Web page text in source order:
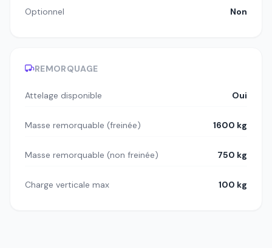
Optionnel Non
REMORQUAGE
Attelage disponible Oui
Masse remorquable (freinée) 1600 kg
Masse remorquable (non freinée) 750 kg
Charge verticale max 100 kg